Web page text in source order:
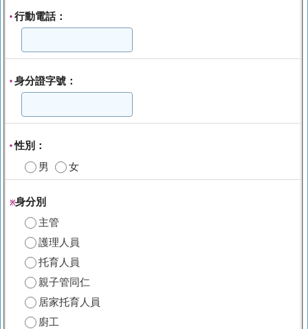
* 行動電話：
* 身分證字號：
*性別：
男
女
※身分別
主管
護理人員
托育人員
親子管同仁
居家托育人員
廚工